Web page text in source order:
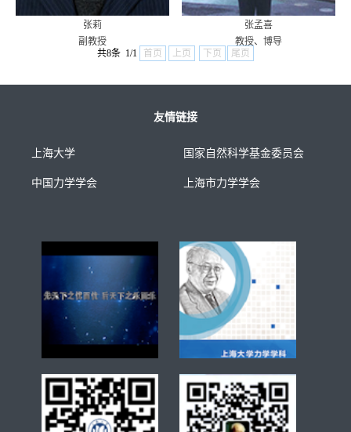
张莉
副教授
张孟喜
教授、博导
共8条 1/1
首页 上页 下页 尾页
友情链接
上海大学 国家自然科学基金委员会
中国力学学会 上海市力学学会